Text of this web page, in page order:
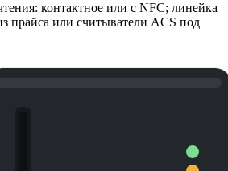
контактное или с NFC; линейка
прайса или считыватели ACS под